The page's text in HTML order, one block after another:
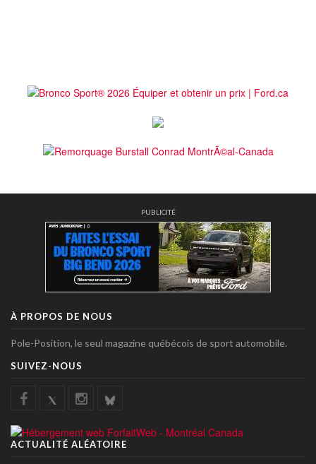
PUBLICITÉ
À PROPOS DE NOUS
Pole-Position, le seul magazine québécois de sport automobile.
SUIVEZ-NOUS
ACTUALITÉ ALÉATOIRE